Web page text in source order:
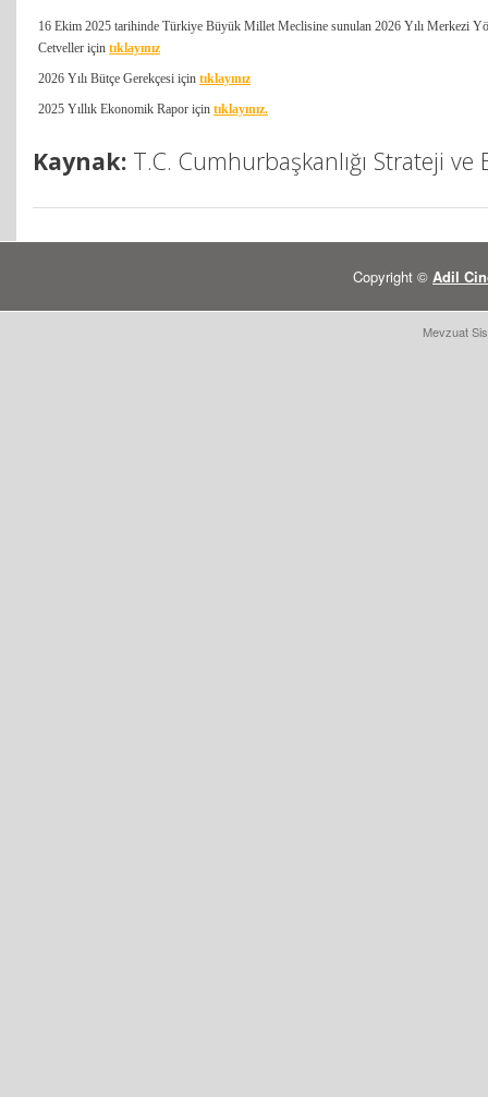
16 Ekim 2025 tarihinde Türkiye Büyük Millet Meclisine sunulan 2026 Yılı Merkezi
Cetveller için tıklayınız
2026 Yılı Bütçe Gerekçesi için tıklayınız
2025 Yıllık Ekonomik Rapor için tıklayınız.
Kaynak: T.C. Cumhurbaşkanlığı Strateji ve
Copyright © Adil
Mevzuat